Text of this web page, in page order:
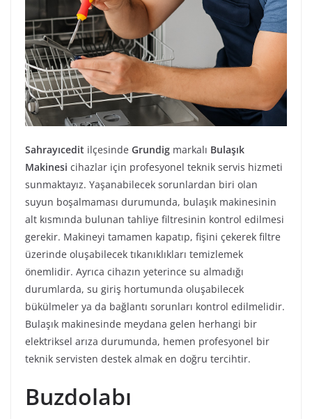
Sahrayıcedit ilçesinde Grundig markalı Bulaşık
Makinesi cihazlar için profesyonel teknik servis hizmeti
sunmaktayız. Yaşanabilecek sorunlardan biri olan
suyun boşalmaması durumunda, bulaşık makinesinin
alt kısmında bulunan tahliye filtresinin kontrol edilmesi
gerekir. Makineyi tamamen kapatıp, fişini çekerek filtre
üzerinde oluşabilecek tıkanıklıkları temizlemek
önemlidir. Ayrıca cihazın yeterince su almadığı
durumlarda, su giriş hortumunda oluşabilecek
bükülmeler ya da bağlantı sorunları kontrol edilmelidir.
Bulaşık makinesinde meydana gelen herhangi bir
elektriksel arıza durumunda, hemen profesyonel bir
teknik servisten destek almak en doğru tercihtir.
Buzdolabı